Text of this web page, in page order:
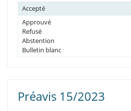
Accepté
Approuvé
Refusé
Abstention
Bulletin blanc
Préavis 15/2023